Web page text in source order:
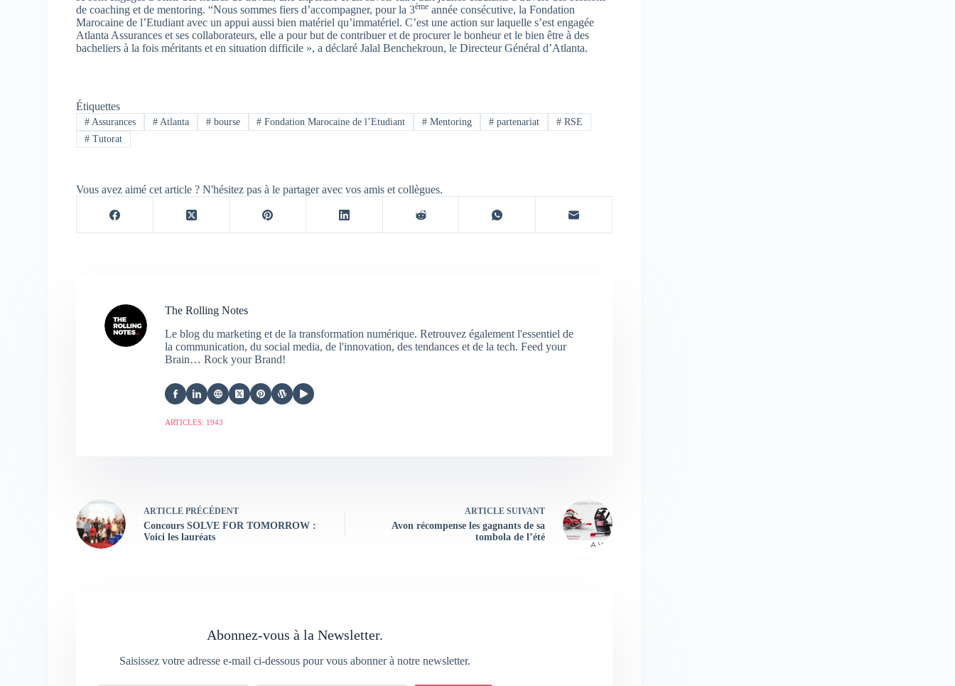
de coaching et de mentoring. “Nous sommes fiers d’accompagner, pour la 3ème année consécutive, la Fondation
Marocaine de l’Etudiant avec un appui aussi bien matériel qu’immatériel. C’est une action sur laquelle s’est engagée
Atlanta Assurances et ses collaborateurs, elle a pour but de contribuer et de procurer le bonheur et le bien être à des
bacheliers à la fois méritants et en situation difficile », a déclaré Jalal Benchekroun, le Directeur Général d’Atlanta.
Étiquettes
# Assurances #Atlanta #bourse # Fondation Marocaine de l’Etudiant # Mentoring # partenariat #RSE
# Tutorat
Vous avez aimé cet article ? N'hésitez pas à le partager avec vos amis et collègues.
The Rolling Notes
Le blog du marketing et de la transformation numérique. Retrouvez également l'essentiel de
la communication, du social media, de l'innovation, des tendances et de la tech. Feed your
Brain… Rock your Brand!
ARTICLES: 1943
ARTICLE PRÉCÉDENT
Concours SOLVE FOR TOMORROW :
Voici les lauréats
ARTICLESUIVANT
Avon récompense les gagnants de sa
tombola de l’été
Abonnez-vous à la Newsletter.
Saisissez votre adresse e-mail ci-dessous pour vous abonner à notre newsletter.